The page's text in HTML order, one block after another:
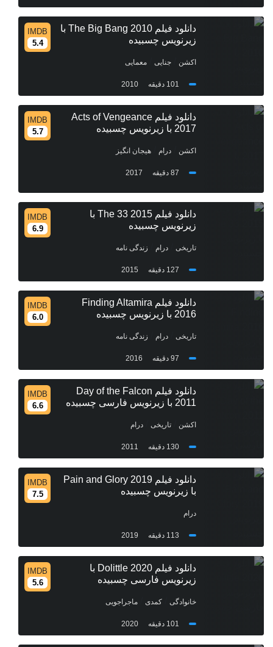
دانلود فیلم The Big Bang 2010 با
زیرنویس چسبیده
IMDB
5.4
اکشن جنایی معمایی
101 دقیقه 2010
دانلود فیلم Acts of Vengeance
2017 با زیرنویس چسبیده
IMDB
5.7
اکشن درام هیجان انگیز
87 دقیقه 2017
دانلود فیلم The 33 2015 با
زیرنویس چسبیده
IMDB
6.9
تاریخی درام زندگی نامه
127 دقیقه 2015
دانلود فیلم Finding Altamira
2016 با زیرنویس چسبیده
IMDB
6.0
تاریخی درام زندگی نامه
97 دقیقه 2016
دانلود فیلم Day of the Falcon
2011 با زیرنویس فارسی چسبیده
IMDB
6.6
اکشن تاریخی درام
130 دقیقه 2011
دانلود فیلم Pain and Glory 2019
با زیرنویس چسبیده
IMDB
7.5
درام
113 دقیقه 2019
دانلود فیلم Dolittle 2020 با
زیرنویس فارسی چسبیده
IMDB
5.6
خانوادگی کمدی ماجراجویی
101 دقیقه 2020